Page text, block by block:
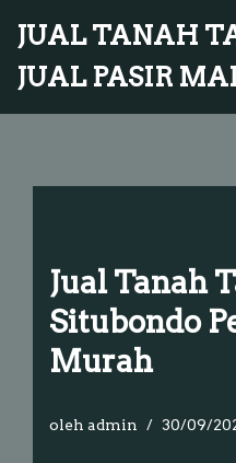
ke
konten
JUAL TANAH
JUAL PASIR
Jual Tanah
Situbondo
Murah
oleh admin 30/09/